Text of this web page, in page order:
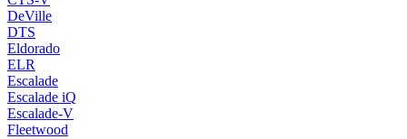
DeVille
DTS
Eldorado
ELR
Escalade
Escalade iQ
Escalade-V
Fleetwood